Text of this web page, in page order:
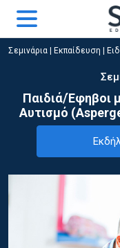
Σεμινάρια Εκπαίδευση
Παιδιά/Έφηβοι
Αυτισμό